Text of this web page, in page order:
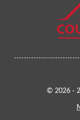
© 2026 -